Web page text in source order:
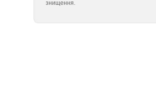
знищення.